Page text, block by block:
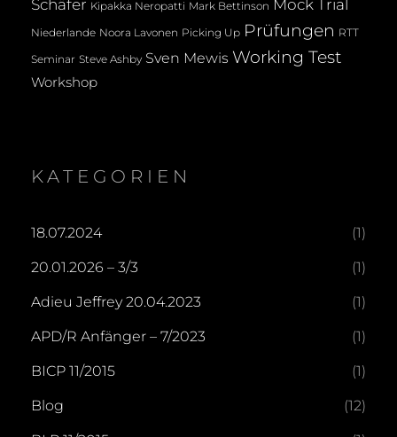
Schäfer Kipakka Neropatti Mark Bettinson Mock Trial
Niederlande Noora Lavonen Picking Up Prüfungen RTT
Seminar Steve Ashby Sven Mewis Working Test
Workshop
KATEGORIEN
18.07.2024 (1)
20.01.2026 – 3/3 (1)
Adieu Jeffrey 20.04.2023 (1)
APD/R Anfänger – 7/2023 (1)
BICP 11/2015 (1)
Blog (12)